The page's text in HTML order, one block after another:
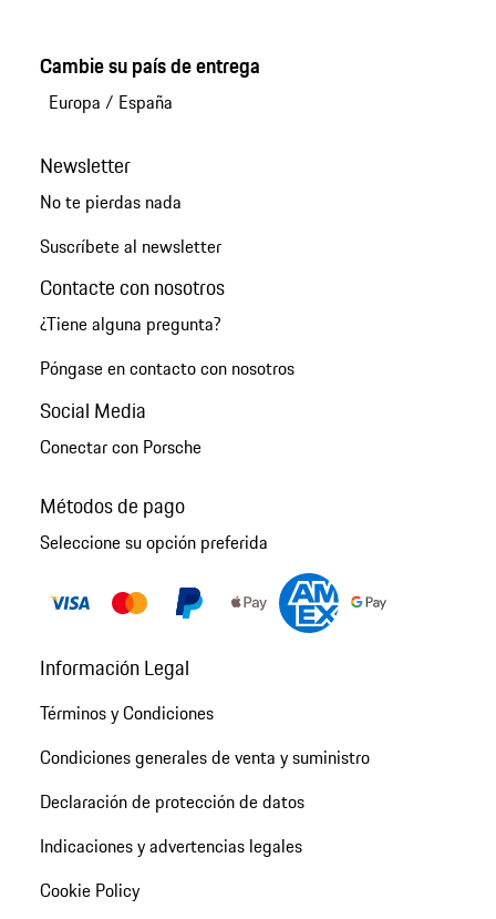
Cambie su país de entrega
Europa / España
Newsletter
No te pierdas nada
Suscríbete al newsletter
Contacte con nosotros
¿Tiene alguna pregunta?
Póngase en contacto con nosotros
Social Media
Conectar con Porsche
Métodos de pago
Seleccione su opción preferida
Información Legal
Términos y Condiciones
Condiciones generales de venta y suministro
Declaración de protección de datos
Indicaciones y advertencias legales
Cookie Policy